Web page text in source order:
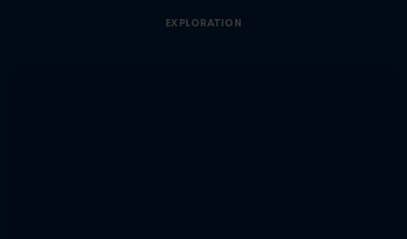
EXPLORATION